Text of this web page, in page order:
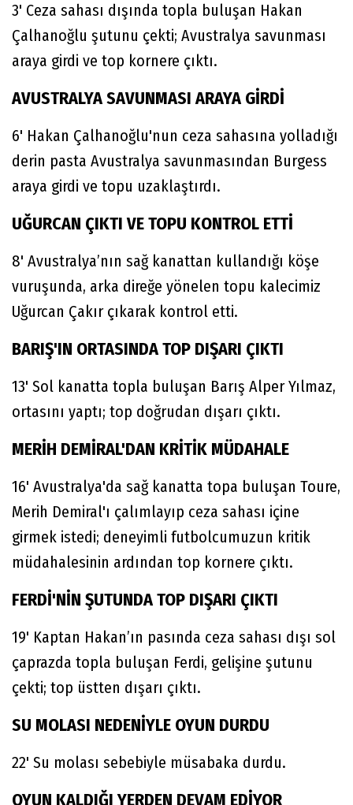
3' Ceza sahası dışında topla buluşan Hakan
Çalhanoğlu şutunu çekti; Avustralya savunması
araya girdi ve top kornere çıktı.
AVUSTRALYA SAVUNMASI ARAYA GİRDİ
6' Hakan Çalhanoğlu'nun ceza sahasına yolladığı
derin pasta Avustralya savunmasından Burgess
araya girdi ve topu uzaklaştırdı.
UĞURCAN ÇIKTI VE TOPU KONTROL ETTİ
8' Avustralya’nın sağ kanattan kullandığı köşe
vuruşunda, arka direğe yönelen topu kalecimiz
Uğurcan Çakır çıkarak kontrol etti.
BARIŞ'IN ORTASINDA TOP DIŞARI ÇIKTI
13' Sol kanatta topla buluşan Barış Alper Yılmaz,
ortasını yaptı; top doğrudan dışarı çıktı.
MERİH DEMİRAL'DAN KRİTİK MÜDAHALE
16' Avustralya'da sağ kanatta topa buluşan Toure,
Merih Demiral'ı çalımlayıp ceza sahası içine
girmek istedi; deneyimli futbolcumuzun kritik
müdahalesinin ardından top kornere çıktı.
FERDİ'NİN ŞUTUNDA TOP DIŞARI ÇIKTI
19' Kaptan Hakan’ın pasında ceza sahası dışı sol
çaprazda topla buluşan Ferdi, gelişine şutunu
çekti; top üstten dışarı çıktı.
SU MOLASI NEDENİYLE OYUN DURDU
22' Su molası sebebiyle müsabaka durdu.
OYUN KALDIĞI YERDEN DEVAM EDİYOR